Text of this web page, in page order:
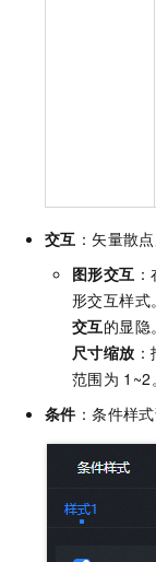
交互 ：矢量散
图形交互
形交互样式
交互的显隐。
尺寸缩放
范围为 1~2。
条件 ：条件样式